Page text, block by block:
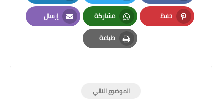
Facebook
Twitter
LinkedIn
حفظ
Pinterest
مشاركة
Whatsapp
إرسال
Email
طباعة
Print
الموضوع التالي